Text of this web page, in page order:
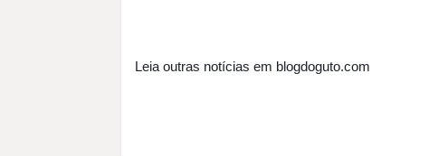
Leia outras notícias em blogdoguto.com